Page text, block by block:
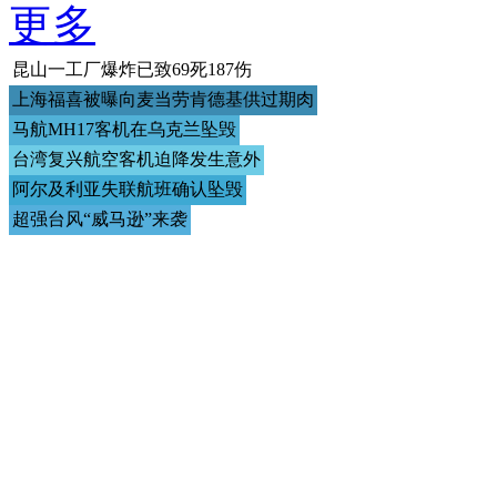
更多
昆山一工厂爆炸已致69死187伤
上海福喜被曝向麦当劳肯德基供过期肉
马航MH17客机在乌克兰坠毁
台湾复兴航空客机迫降发生意外
阿尔及利亚失联航班确认坠毁
超强台风“威马逊”来袭